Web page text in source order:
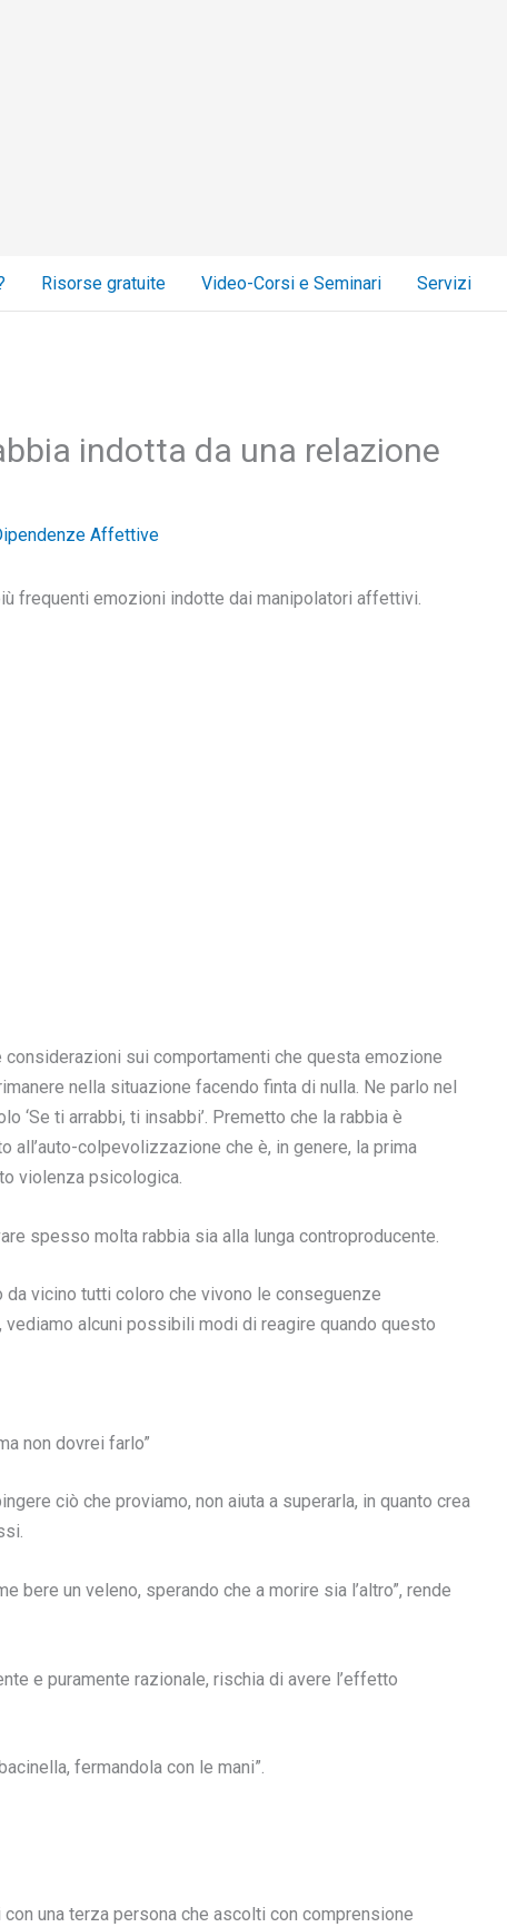
Risorse gratuite Video-Corsi e Seminari Servizi
indotta da una relazione
Affettive
frequenti emozioni indotte dai manipolatori affettivi.
sui comportamenti che questa emozione
nella situazione facendo finta di nulla. Ne parlo nel
‘Se ti arrabbi, ti insabbi’. Premetto che la rabbia è
all’auto-colpevolizzazione che è, in genere, la prima
violenza psicologica.
spesso molta rabbia sia alla lunga controproducente.
vicino tutti coloro che vivono le conseguenze
vediamo alcuni possibili modi di reagire quando questo
non dovrei farlo”
ciò che proviamo, non aiuta a superarla, in quanto crea
bere un veleno, sperando che a morire sia l’altro”, rende
e puramente razionale, rischia di avere l’effetto
fermandola con le mani”.
una terza persona che ascolti con comprensione